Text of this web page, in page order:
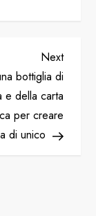
Next
Post
Next
bottiglia di
e della carta
per creare
di unico